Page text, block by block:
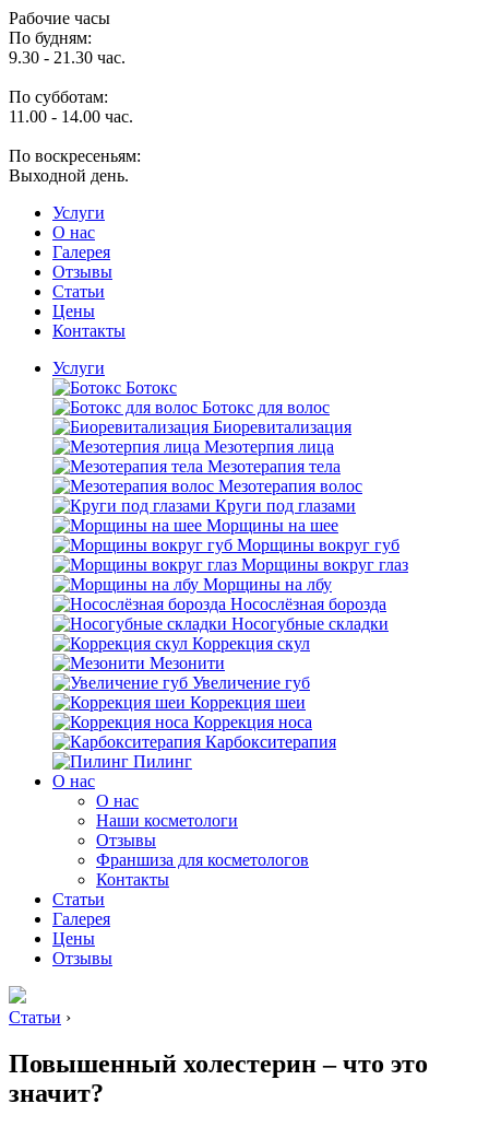
Рабочие часы
По будням:
9.30 - 21.30 час.
По субботам:
11.00 - 14.00 час.
По воскресеньям:
Выходной день.
Услуги
O нас
Галерея
Отзывы
Статьи
Цены
Контакты
Услуги
Ботокс
Ботокс для волос
Биоревитализация
Мезотерпия лица
Мезотерапия тела
Мезотерапия волос
Круги под глазами
Морщины на шее
Морщины вокруг губ
Морщины вокруг глаз
Морщины на лбу
Носослёзная борозда
Носогубные складки
Коррекция скул
Мезонити
Увеличение губ
Коррекция шеи
Коррекция носа
Карбокситерапия
Пилинг
O нас
O нас
Наши косметологи
Отзывы
Франшиза для косметологов
Контакты
Статьи
Галерея
Цены
Отзывы
Статьи ›
Повышенный холестерин – что это
значит?